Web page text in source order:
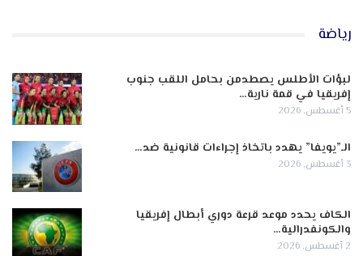
رياضة
لبؤات الأطلس يصطدمن بحامل اللقب جنوب
إفريقيا في قمة نارية…
5 أغسطس, 2026
الـ”يويفا” يهدد باتخاذ إجراءات قانونية ضد…
3 أغسطس, 2026
الكاف يحدد موعد قرعة دوري أبطال إفريقيا
والكونفدرالية…
2 أغسطس, 2026